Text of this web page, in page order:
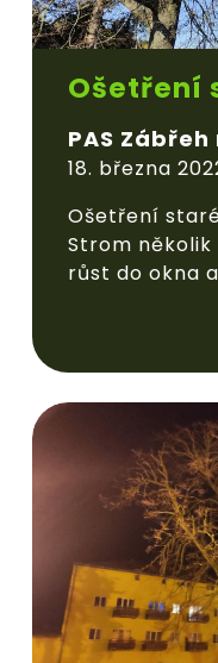
Ošetření
PAS
18. března
Ošetření
Strom několik
růst do okna